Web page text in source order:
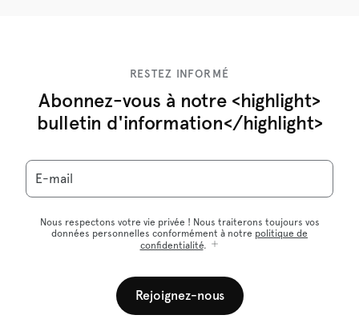
RESTEZ INFORMÉ
Abonnez-vous à notre <highlight>
bulletin d'information</highlight>
E-mail
Nous respectons votre vie privée ! Nous traiterons toujours vos
données personnelles conformément à notre politique de
confidentialité.
Rejoignez-nous